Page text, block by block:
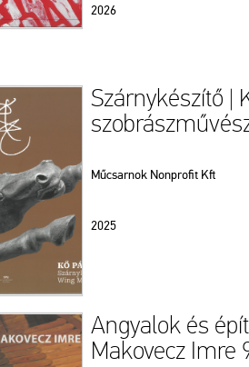
2026
Szárnykészítő |
Műcsarnok Nonprofit Kft
2025
Angyalok és
Makovecz Imre